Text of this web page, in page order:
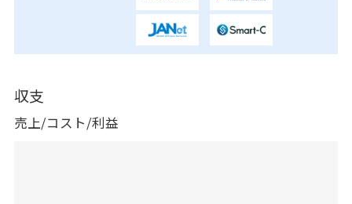
収支
売上/コスト/利益